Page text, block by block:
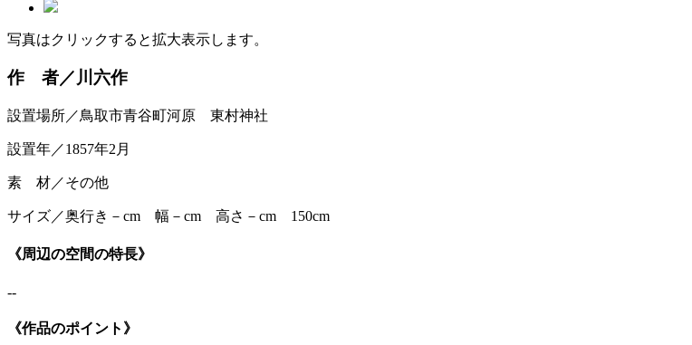
写真はクリックすると拡大表示します。
作 者／川六作
設置場所／鳥取市青谷町河原 東村神社
設置年／1857年2月
素 材／その他
サイズ／奥行き－cm 幅－cm 高さ－cm 150cm
《周辺の空間の特長》
--
《作品のポイント》